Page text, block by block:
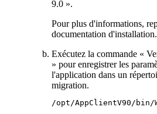
9.0 ».
Pour plus d'informations,
documentation d'installation.
Exécutez la commande «
» pour enregistrer les
l'application dans un
migration.
/opt/AppClientV90/bin/